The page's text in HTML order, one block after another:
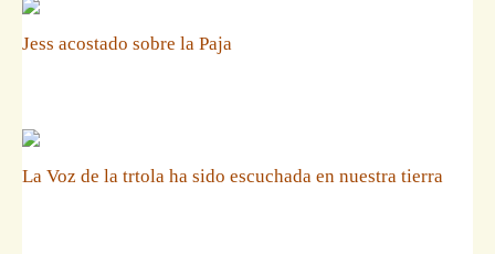
Jess acostado sobre la Paja
La Voz de la trtola ha sido escuchada en nuestra tierra